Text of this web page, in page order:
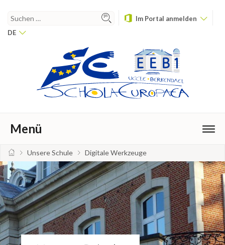
Im Portal anmelden
DE
Menü
Unsere Schule Digitale Werkzeuge